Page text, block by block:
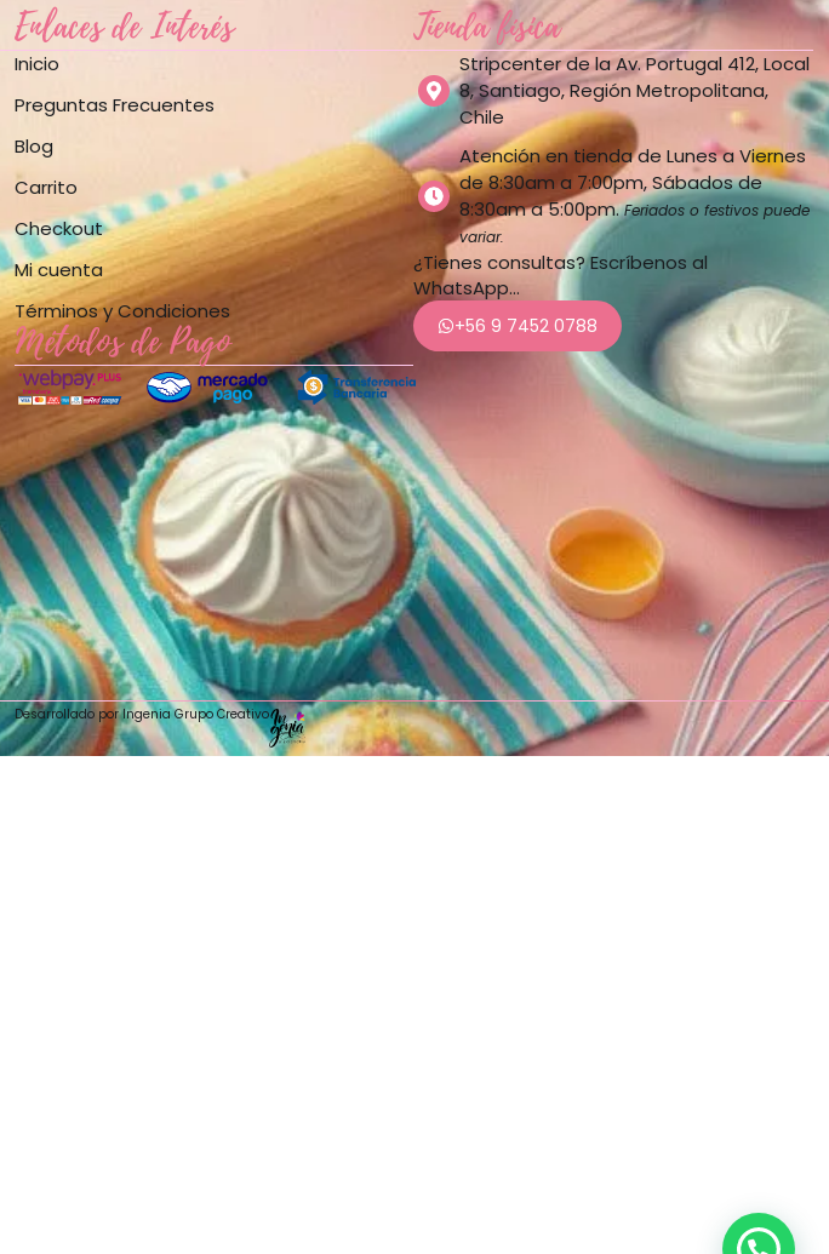
Enlaces de Interés
Inicio
Preguntas Frecuentes
Blog
Carrito
Checkout
Mi cuenta
Términos y Condiciones
Métodos de Pago
Tienda física
Stripcenter de la Av. Portugal 412, Local
8, Santiago, Región Metropolitana,
Chile
Atención en tienda de Lunes a Viernes
de 8:30am a 7:00pm, Sábados de
8:30am a 5:00pm.Feriados o festivos puede
variar.
¿Tienes consultas? Escríbenos al
WhatsApp…
+56 9 7452 0788
Desarrollado por Ingenia Grupo Creativo